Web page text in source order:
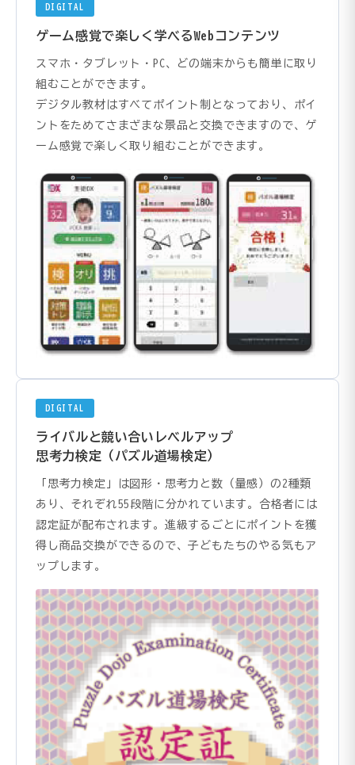
DIGITAL
ゲーム感覚で楽しく学べるWebコンテンツ
スマホ・タブレット・PC、どの端末からも簡単に取り
組むことができます。
デジタル教材はすべてポイント制となっており、ポイ
ントをためてさまざまな景品と交換できますので、ゲ
ーム感覚で楽しく取り組むことができます。
DIGITAL
ライバルと競い合いレベルアップ
思考力検定（パズル道場検定）
「思考力検定」は図形・思考力と数（量感）の2種類
あり、それぞれ55段階に分かれています。合格者には
認定証が配布されます。進級するごとにポイントを獲
得し商品交換ができるので、子どもたちのやる気もア
ップします。